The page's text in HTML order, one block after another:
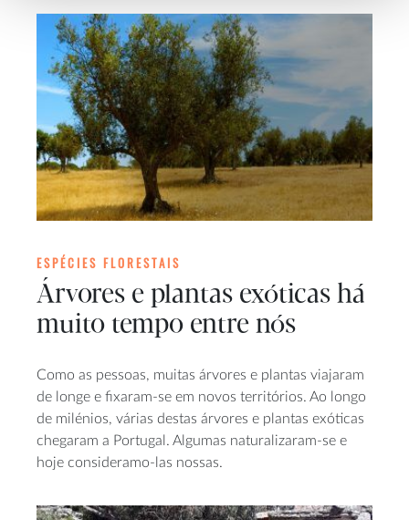
ESPÉCIES FLORESTAIS
Árvores e plantas exóticas há
muito tempo entre nós
Como as pessoas, muitas árvores e plantas viajaram
de longe e fixaram-se em novos territórios. Ao longo
de milénios, várias destas árvores e plantas exóticas
chegaram a Portugal. Algumas naturalizaram-se e
hoje consideramo-las nossas.